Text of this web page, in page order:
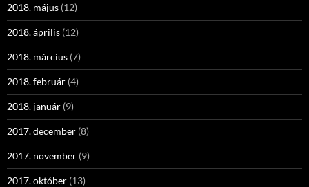
2018. május (12)
2018. április (12)
2018. március (7)
2018. február (4)
2018. január (9)
2017. december (8)
2017. november (9)
2017. október (13)